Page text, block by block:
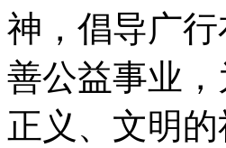
神，倡导广
善公益事业
正义、文明